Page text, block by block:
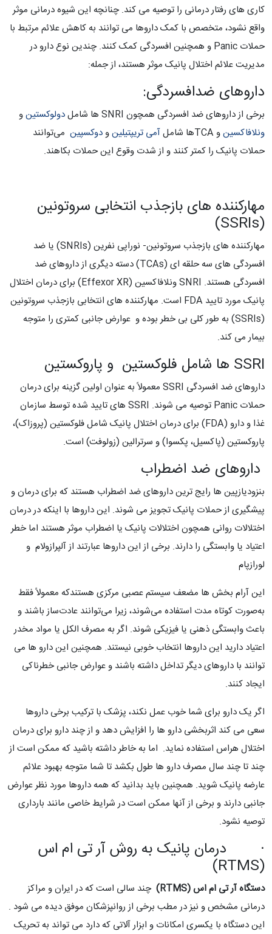
کاری های رفتار درمانی را توصیه می کند. چنانچه این شیوه درمانی موثر
واقع نشود، متخصص با کمک داروها می توانند به کاهش علائم مرتبط با
حملات Panic و همچنین افسردگی کمک کنند. چندین نوع دارو در
مدیریت علائم اختلال پانیک موثر هستند، از جمله:
داروهای ضدافسردگی:
برخی از داروهای ضد افسردگی همچون SNRI ها شامل دولوکستینو
ونلافاکسینو TCAها شامل آمی تریپتیلینودوکسپین می‌توانند
حملات پانیک را کمتر کنند و از شدت وقوع این حملات بکاهند.
مهارکننده های بازجذب انتخابی سروتونین
(SSRIs)
مهارکننده های بازجذب سروتونین- نوراپی نفرین (SNRIs) یا ضد
افسردگی های سه حلقه ای (TCAs) دسته دیگری از داروهای ضد
افسردگی هستند. SNRI ونلافاکسین (Effexor XR) برای درمان اختلال
پانیک مورد تایید FDA است. مهارکننده های انتخابی بازجذب سروتونین
(SSRIs) به طور کلی بی خطر بوده و عوارض جانبی کمتری را متوجه
بیمار می کند.
SSRI ها شامل فلوکستین و پاروکستین
داروهای ضد افسردگی SSRI معمولاً به عنوان اولین گزینه برای درمان
حملات Panic توصیه می شوند. SSRI های تایید شده توسط سازمان
غذا و دارو (FDA) برای درمان اختلال پانیک شامل فلوکستین (پروزاک)،
پاروکستین (پاکسیل، پکسوا) و سرترالین (زولوفت) است.
داروهای ضد اضطراب
بنزودیازپین ها رایج ترین داروهای ضد اضطراب هستند که برای درمان و
پیشگیری از حملات پانیک تجویز می شوند. این داروها با اینکه در درمان
اختلالات روانی همچون اختلالات پانیک یا اضطراب موثر هستند اما خطر
اعتیاد یا وابستگی را دارند. برخی از این داروها عبارتند از آلپرازولام و
لورازپام
این آرام بخش ها مضعف سیستم عصبی مرکزی هستندکه معمولاً فقط
به‌صورت کوتاه‌ مدت استفاده می‌شوند، زیرا می‌توانند عادت‌ساز باشند و
باعث وابستگی ذهنی یا فیزیکی شوند. اگر به مصرف الکل یا مواد مخدر
اعتیاد دارید این داروها انتخاب خوبی نیستند. همچنین این دارو ها می
توانند با داروهای دیگر تداخل داشته باشند و عوارض جانبی خطرناکی
ایجاد کنند.
اگر یک دارو برای شما خوب عمل نکند، پزشک با ترکیب برخی داروها
سعی می کند اثربخشی دارو ها را افزایش دهد و از چند دارو برای درمان
اختلال هراس استفاده نماید. اما به خاطر داشته باشید که ممکن است از
چند تا چند سال مصرف دارو ها طول بکشد تا شما متوجه بهبود علائم
عارضه پانیک شوید. همچنین باید بدانید که همه داروها مورد نظر عوارض
جانبی دارند و برخی از آنها ممکن است در شرایط خاصی مانند بارداری
توصیه نشود.
· درمان پانیک به روش آر تی ام اس
(RTMS)
دستگاه آر تی ام اس (RTMS)
چند سالی است که در ایران و مراکز
درمانی مشخص و نیز در مطب برخی از روانپزشکان موفق دیده می شود .
این دستگاه با یکسری امکانات و ابزار آلاتی که دارد می تواند به تحریک